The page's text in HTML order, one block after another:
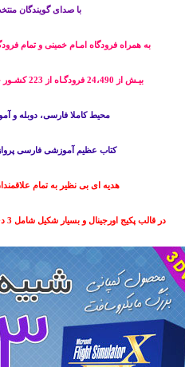
با صدای گویندگان
به همراه فرودگاه امـام خمینی و تمام
بیـش از 24،490 فرودگـاه از 223 کشـور جهـان و 110 فرودگاه ایـران
محیط کاملا فارسی، دوبله و
کتاب عظیم آموزشی فارسی
هدیه ای بی نظیر به تمام
در قالب پکیج اورجینال و بسیار شکیل شامل 3 دی وی دی، برای اولین بار در ایران